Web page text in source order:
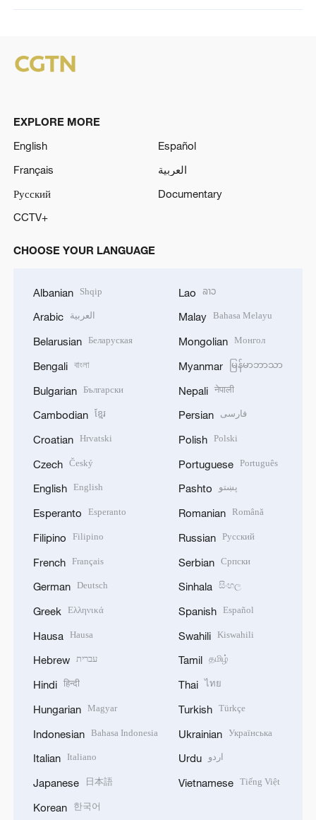
EXPLORE MORE
English
Español
Français
العربية
Русский
Documentary
CCTV+
CHOOSE YOUR LANGUAGE
Albanian Shqip
Arabic العربية
Belarusian Беларуская
Bengali বাংলা
Bulgarian Български
Cambodian ខ្មែរ
Croatian Hrvatski
Czech Český
English English
Esperanto Esperanto
Filipino Filipino
French Français
German Deutsch
Greek Ελληνικά
Hausa Hausa
Hebrew עברית
Hindi हिन्दी
Hungarian Magyar
Indonesian Bahasa Indonesia
Italian Italiano
Japanese 日本語
Korean 한국어
Lao ລາວ
Malay Bahasa Melayu
Mongolian Монгол
Myanmar မြန်မာဘာသာ
Nepali नेपाली
Persian فارسی
Polish Polski
Portuguese Português
Pashto پښتو
Romanian Română
Russian Русский
Serbian Српски
Sinhala සිංහල
Spanish Español
Swahili Kiswahili
Tamil தமிழ்
Thai ไทย
Turkish Türkçe
Ukrainian Українська
Urdu اردو
Vietnamese Tiếng Việt